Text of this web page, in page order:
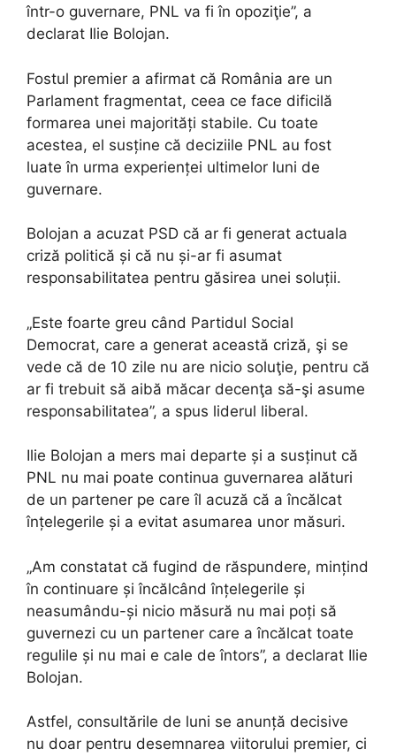
într-o guvernare, PNL va fi în opoziţie”, a
declarat Ilie Bolojan.
Fostul premier a afirmat că România are un
Parlament fragmentat, ceea ce face dificilă
formarea unei majorități stabile. Cu toate
acestea, el susține că deciziile PNL au fost
luate în urma experienței ultimelor luni de
guvernare.
Bolojan a acuzat PSD că ar fi generat actuala
criză politică și că nu și-ar fi asumat
responsabilitatea pentru găsirea unei soluții.
„Este foarte greu când Partidul Social
Democrat, care a generat această criză, şi se
vede că de 10 zile nu are nicio soluţie, pentru că
ar fi trebuit să aibă măcar decenţa să-şi asume
responsabilitatea”, a spus liderul liberal.
Ilie Bolojan a mers mai departe și a susținut că
PNL nu mai poate continua guvernarea alături
de un partener pe care îl acuză că a încălcat
înțelegerile și a evitat asumarea unor măsuri.
„Am constatat că fugind de răspundere, mințind
în continuare și încălcând înțelegerile și
neasumându-și nicio măsură nu mai poți să
guvernezi cu un partener care a încălcat toate
regulile și nu mai e cale de întors”, a declarat Ilie
Bolojan.
Astfel, consultările de luni se anunță decisive
nu doar pentru desemnarea viitorului premier, ci